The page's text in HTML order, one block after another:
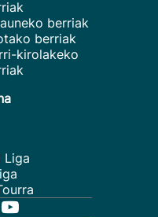
berriak
berriak
kirolakeko
Liga